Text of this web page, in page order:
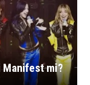
Manifest mi?